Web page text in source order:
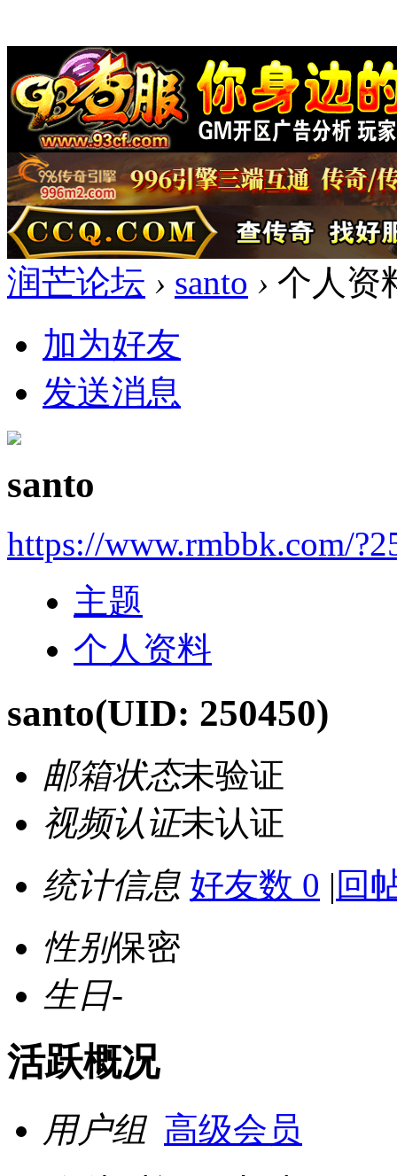
润芒论坛 › santo › 个人资
加为好友
发送消息
santo
https://www.rmbbk.com/
主题
个人资料
santo(UID: 250450)
邮箱状态未验证
视频认证未认证
统计信息 好友数 0 | 回
性别保密
生日-
活跃概况
用户组 高级会员